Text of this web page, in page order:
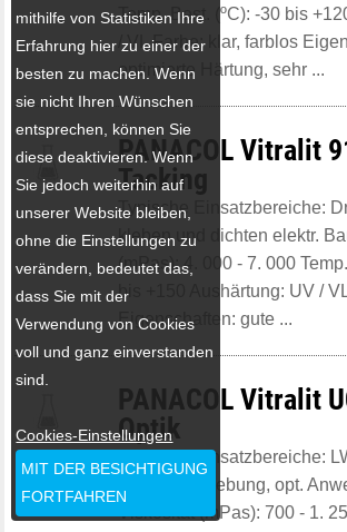
Temp. Best. (ºC): -30 bis
/ VL Farbe: klar, farblos
optimierte Härtung, sehr ...
PANACOL Vitralit
Tacking
Typische Einsatzbereiche:
kleben und dichten elektr.
(mPas): 4. 000 - 7. 000
bis +150 Aushärtung: UV /
Eigenschaften: gute ...
PANACOL Vitralit
Optik
Typische Einsatzbereiche:
Linsen Verklebung, opt.
Viskosität (mPas): 700 - 1.
mithilfe von Statistiken Ihre
Erfahrung hier zu einer der
besten zu machen. Wenn
sie nicht Ihren Wünschen
entsprechen, können Sie
diese deaktivieren. Wenn
Sie jedoch weiterhin auf
unserer Website bleiben,
ohne die Einstellungen zu
verändern, bedeutet das,
dass Sie mit der
Verwendung von Cookies
voll und ganz einverstanden
sind.
Cookies-Einstellungen
MIT DER BESICHTIGUNG
FORTFAHREN